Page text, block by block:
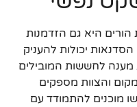
היא גם הזדמנות
יכולות להעניק
מענה לחששות המובילים
והצוות מספקים
מוכנים להתמודד עם